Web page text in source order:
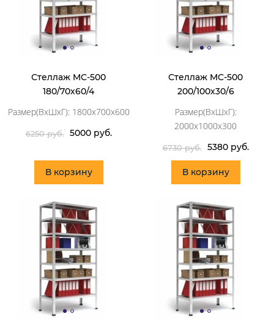
Стеллаж MC-500
180/70х60/4
Размер(ВхШхГ): 1800х700х600
6250 руб. 5000 руб.
В корзину
Стеллаж MC-500
200/100х30/6
Размер(ВхШхГ):
2000х1000х300
6730 руб. 5380 руб.
В корзину